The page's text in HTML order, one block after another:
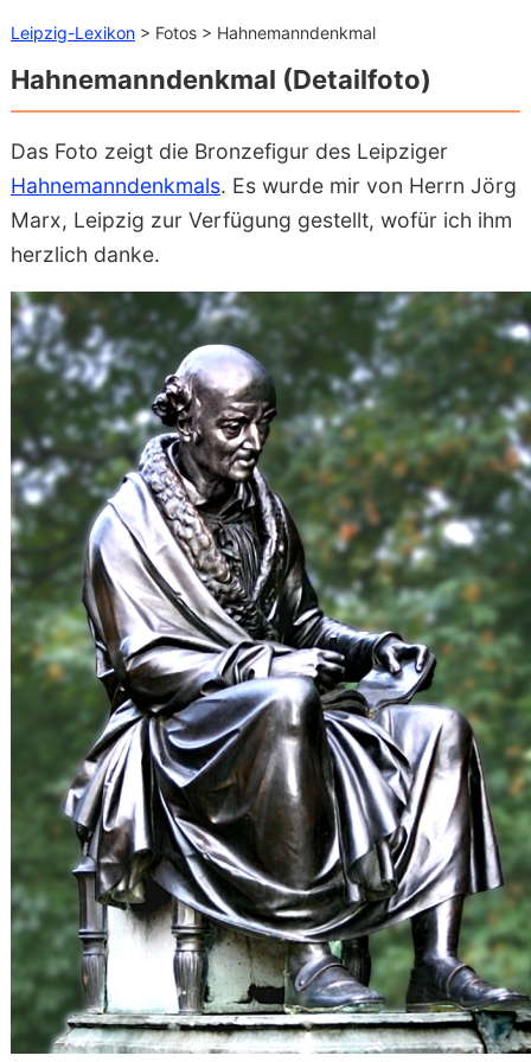
Hahnemanndenkmal (Detailfoto)
Das Foto zeigt die Bronzefigur des Leipziger
Hahnemanndenkmals. Es wurde mir von Herrn Jörg
Marx, Leipzig zur Verfügung gestellt, wofür ich ihm
herzlich danke.
Leipzig-Lexikon> Fotos > Hahnemanndenkmal